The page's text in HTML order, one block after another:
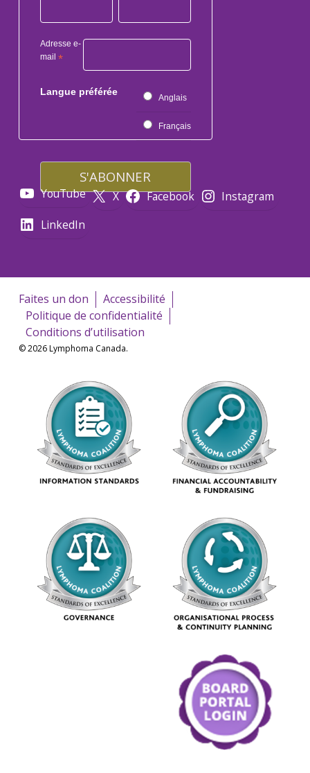
Adresse e-
mail *
Langue préférée
Anglais
Français
YouTube X Facebook
Instagram
LinkedIn
Faites un don
Accessibilité
Politique de confidentialité
Conditions d’utilisation
© 2026 Lymphoma Canada.